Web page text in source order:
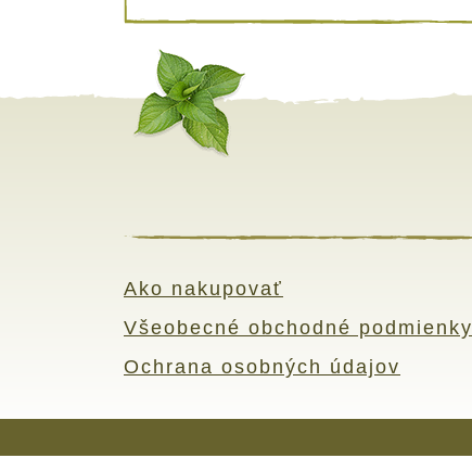
Ako nakupovať
Všeobecné obchodné podmienky
Ochrana osobných údajov